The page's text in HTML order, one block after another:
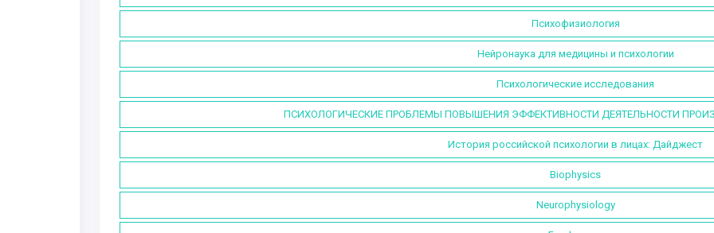
Психофизиология
Нейронаука для медицины и психологии
Психологические исследования
ПСИХОЛОГИЧЕСКИЕ ПРОБЛЕМЫ ПОВЫШЕНИЯ ЭФФЕКТИВНОСТИ ДЕЯТЕЛЬНОСТИ
История российской психологии в лицах: Дайджест
Biophysics
Neurophysiology